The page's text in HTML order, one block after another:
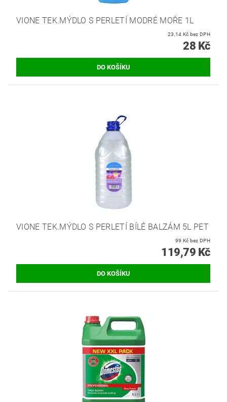
VIONE TEK.MÝDLO S PERLETÍ MODRÉ MOŘE 1L
23,14 Kč bez DPH
28 Kč
VIONE TEK.MÝDLO S PERLETÍ BÍLÉ BALZÁM 5L PET
99 Kč bez DPH
119,79 Kč